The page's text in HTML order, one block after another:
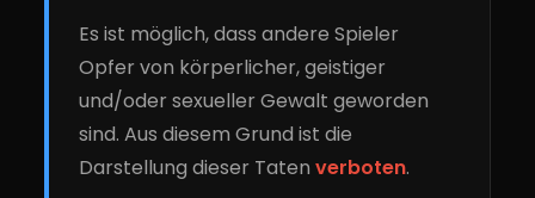
Es ist möglich, dass andere Spieler
Opfer von körperlicher, geistiger
und/oder sexueller Gewalt geworden
sind. Aus diesem Grund ist die
Darstellung dieser Tatenverboten.